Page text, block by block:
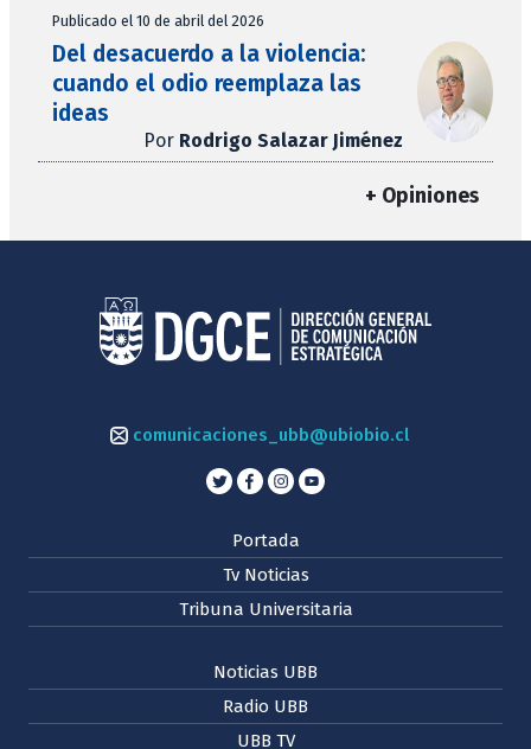
Publicado el 10 de abril del 2026
Del desacuerdo a la violencia:
cuando el odio reemplaza las
ideas
Por Rodrigo Salazar Jiménez
+ Opiniones
comunicaciones_ubb@ubiobio.cl
Portada
Tv Noticias
Tribuna Universitaria
Noticias UBB
Radio UBB
UBB TV